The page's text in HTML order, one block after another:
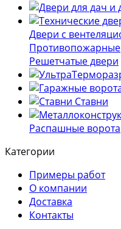
Двери с
Противопожарные
Решетчатые двери
Ставни
Распашные ворота
Категории
Примеры работ
О компании
Доставка
Контакты